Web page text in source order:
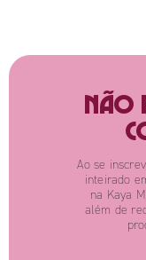
Não
Ao se
inteirado
na Kaya
além de